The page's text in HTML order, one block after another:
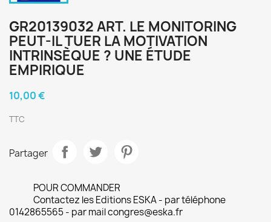
GR20139032 ART. LE MONITORING
PEUT-IL TUER LA MOTIVATION
INTRINSÈQUE ? UNE ÉTUDE
EMPIRIQUE
10,00 €
TTC
Partager
POUR COMMANDER
Contactez les Editions ESKA - par téléphone
0142865565 - par mail congres@eska.fr